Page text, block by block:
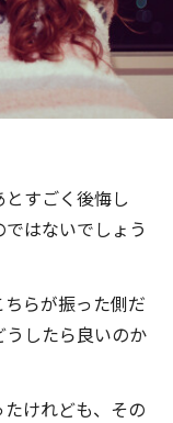
すごく後悔し
はないでしょう
らが振った側だ
したら良いのか
けれども、その